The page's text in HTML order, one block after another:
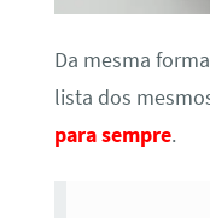
Da mesma
lista dos
para sempre.